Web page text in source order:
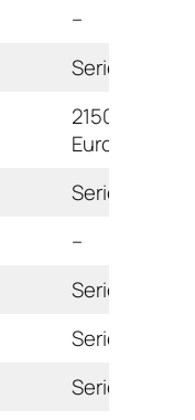
–
Serie
2150
Euro
Serie
–
Serie
Serie
Serie